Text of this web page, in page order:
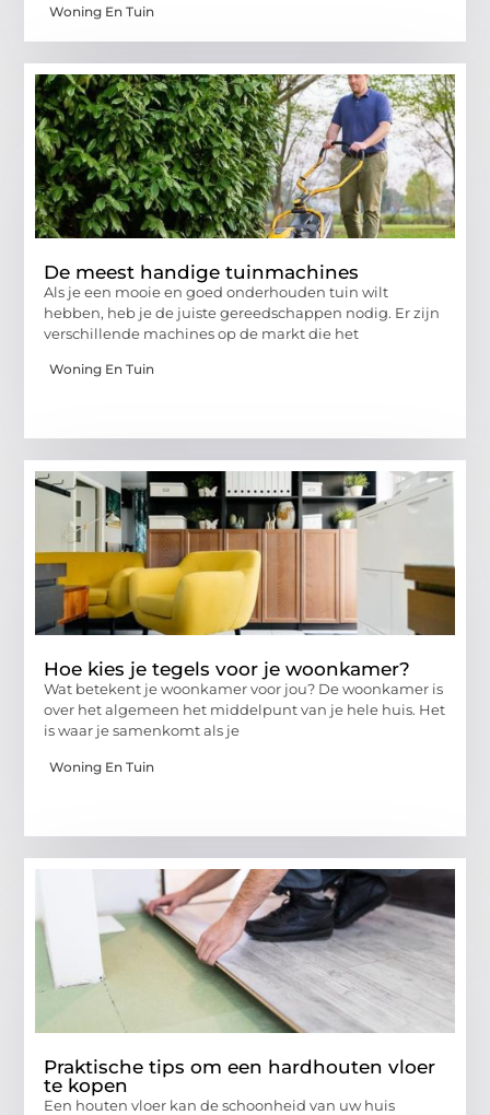
Woning En Tuin
De meest handige tuinmachines
Als je een mooie en goed onderhouden tuin wilt
hebben, heb je de juiste gereedschappen nodig. Er zijn
verschillende machines op de markt die het
Woning En Tuin
Hoe kies je tegels voor je woonkamer?
Wat betekent je woonkamer voor jou? De woonkamer is
over het algemeen het middelpunt van je hele huis. Het
is waar je samenkomt als je
Woning En Tuin
Praktische tips om een hardhouten vloer
te kopen
Een houten vloer kan de schoonheid van uw huis